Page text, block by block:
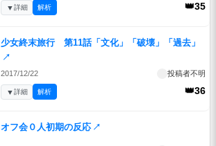
👑35
▼詳細 解析
少女終末旅行 第11話「文化」「破壊」「過去」
↗
2017/12/22 投稿者不明
👑36
▼詳細 解析
オフ会０人初期の反応 ↗